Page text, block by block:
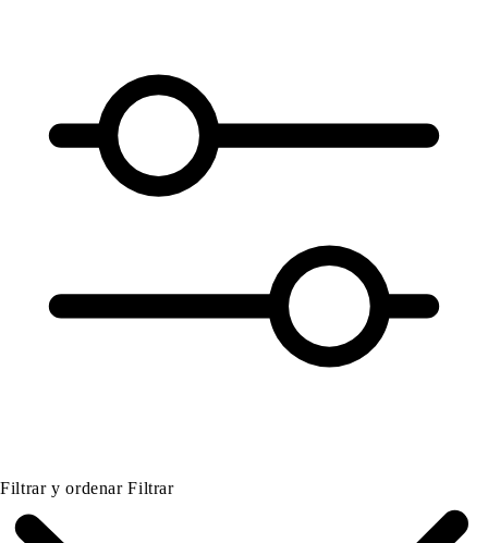
Filtrar y ordenarFiltrar